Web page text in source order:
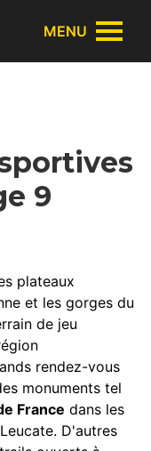
MENU
9
plateaux
et les gorges du
de jeu
rendez-vous
monuments tel
France dans les
D'autres